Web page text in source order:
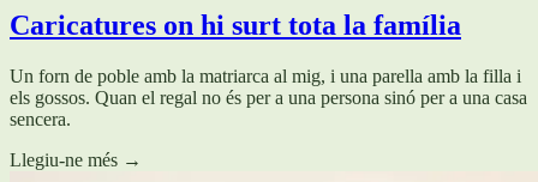
Caricatures on hi surt tota la família
Un forn de poble amb la matriarca al mig, i una parella amb la filla i
els gossos. Quan el regal no és per a una persona sinó per a una casa
sencera.
Llegiu-ne més →